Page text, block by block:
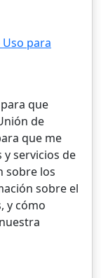
para
que
de
que me
servicios de
sobre los
sobre el
y cómo